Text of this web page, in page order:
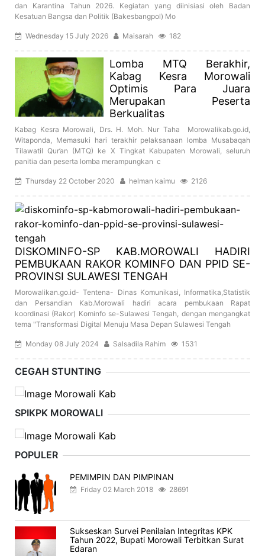
dan Karantina Tahun 2026. Kegiatan yang diinisiasi oleh Badan
Kesatuan Bangsa dan Politik (Bakesbangpol) Mo
Wednesday 15 July 2026 Maisarah 182
Lomba MTQ Berakhir,
Kabag Kesra Morowali
Optimis Para Juara
Merupakan Peserta
Berkualitas
Kabag Kesra Morowali, Drs. H. Moh. Nur Taha Morowalikab.go.id,
Witaponda, Memasuki hari terakhir pelaksanaan lomba Musabaqah
Tilawatil Qur’an (MTQ) ke X Tingkat Kabupaten Morowali, seluruh
panitia dan peserta lomba merampungkan c
Thursday 22 October 2020 helman kaimu 2126
DISKOMINFO-SP KAB.MOROWALI HADIRI
PEMBUKAAN RAKOR KOMINFO DAN PPID SE-
PROVINSI SULAWESI TENGAH
Morowalikan.go.id- Tentena- Dinas Komunikasi, Informatika,Statistik
dan Persandian Kab.Morowali hadiri acara pembukaan Rapat
koordinasi (Rakor) Kominfo se-Sulawesi Tengah, dengan mengangkat
tema "Transformasi Digital Menuju Masa Depan Sulawesi Tengah
Monday 08 July 2024 Salsadila Rahim 1531
CEGAH STUNTING
SPIKPK MOROWALI
POPULER
PEMIMPIN DAN PIMPINAN
Friday 02 March 2018 28691
Sukseskan Survei Penilaian Integritas KPK
Tahun 2022, Bupati Morowali Terbitkan Surat
Edaran